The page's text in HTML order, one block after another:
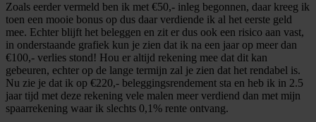
Zoals eerder vermeld ben ik met €50,- inleg begonnen, daar kreeg ik
toen een mooie bonus op dus daar verdiende ik al het eerste geld
mee. Echter blijft het beleggen en zit er dus ook een risico aan vast,
in onderstaande grafiek kun je zien dat ik na een jaar op meer dan
€100,- verlies stond! Hou er altijd rekening mee dat dit kan
gebeuren, echter op de lange termijn zal je zien dat het rendabel is.
Nu zie je dat ik op €220,- beleggingsrendement sta en heb ik in 2.5
jaar tijd met deze rekening vele malen meer verdiend dan met mijn
spaarrekening waar ik slechts 0,1% rente ontvang.